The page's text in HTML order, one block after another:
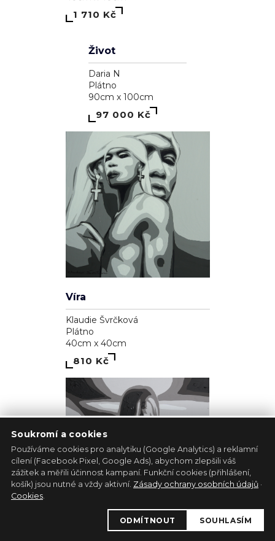
Ryba a kolo
Klaudie Švrčková
Plátno
85cm x 65cm
4 110 Kč
Miluji tě, Pucinko
Klaudie Švrčková
Plátno
60cm x 60cm
Soukromí a cookies
Používáme cookies pro analytiku (Google Analytics) a reklamní
cílení (Facebook Pixel, Google Ads), abychom zlepšili váš
zážitek a měřili účinnost kampaní. Funkční cookies (přihlášení,
košík) jsou nutné a vždy aktivní. Zásady ochrany osobních údajů ·
Cookies.
ODMÍTNOUT SOUHLASÍM